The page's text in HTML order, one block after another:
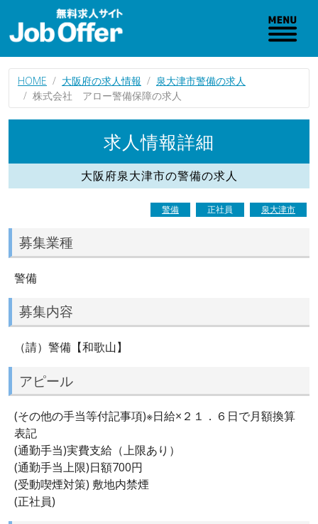
HOME 大阪府の求人情報
泉大津市警備の求人
株式会社 アロー警備保障の求人
求人情報詳細
大阪府泉大津市の警備の求人
警備 正社員 泉大津市
募集業種
警備
募集内容
（請）警備【和歌山】
アピール
(その他の手当等付記事項)※日給×２１．６日で月額換算
表記
(通勤手当)実費支給（上限あり）
(通勤手当上限)日額700円
(受動喫煙対策) 敷地内禁煙
(正社員)